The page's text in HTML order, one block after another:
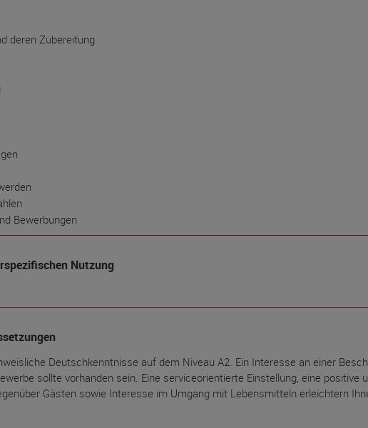
deren Zubereitung
Bewerbungen
Nutzung
Deutschkenntnisse auf dem Niveau A2. Ein Interesse an einer
sollte vorhanden sein. Eine serviceorientierte Einstellung, eine positive
Gästen sowie Interesse im Umgang mit Lebensmitteln erleichtern